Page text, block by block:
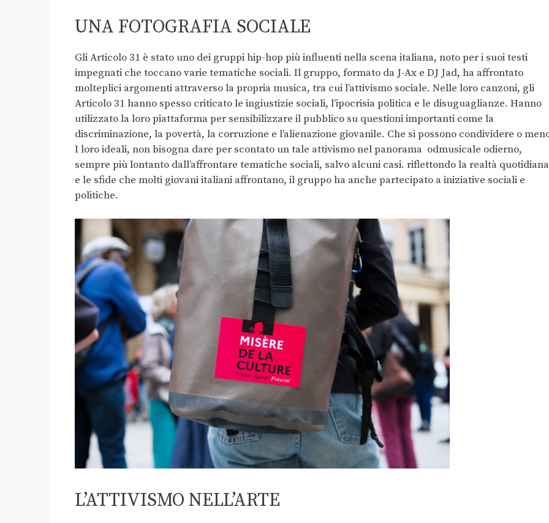
UNA FOTOGRAFIA SOCIALE
Gli Articolo 31 è stato uno dei gruppi hip-hop più influenti nella scena italiana, noto per i suoi testi
impegnati che toccano varie tematiche sociali. Il gruppo, formato da J-Ax e DJ Jad, ha affrontato
molteplici argomenti attraverso la propria musica, tra cui l’attivismo sociale. Nelle loro canzoni, gli
Articolo 31 hanno spesso criticato le ingiustizie sociali, l’ipocrisia politica e le disuguaglianze. Hanno
utilizzato la loro piattaforma per sensibilizzare il pubblico su questioni importanti come la
discriminazione, la povertà, la corruzione e l’alienazione giovanile. Che si possono condividere o
I loro ideali, non bisogna dare per scontato un tale attivismo nel panorama odmusicale odierno,
sempre più lontanto dall’affrontare tematiche sociali, salvo alcuni casi. riflettondo la realtà quotidiana
e le sfide che molti giovani italiani affrontano, il gruppo ha anche partecipato a iniziative sociali e
politiche.
L’ATTIVISMO NELL’ARTE